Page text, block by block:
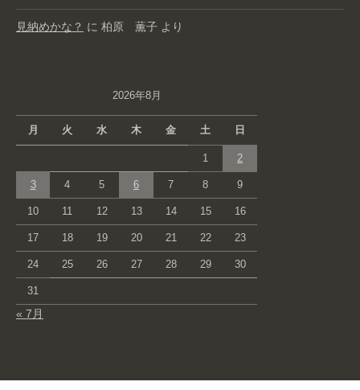
見納めかな？ に 柏原 薫子 より
2026年8月
月 火 水 木 金 土 日
1 2
3 4 5 6 7 8 9
10 11 12 13 14 15 16
17 18 19 20 21 22 23
24 25 26 27 28 29 30
31
« 7月